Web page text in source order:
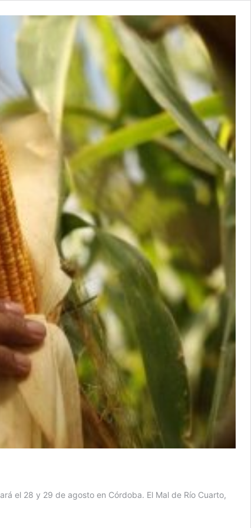
el 28 y 29 de agosto en Córdoba. El Mal de Río Cuarto,